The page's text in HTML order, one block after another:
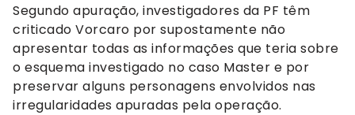
Segundo apuração, investigadores da PF têm
criticado Vorcaro por supostamente não
apresentar todas as informações que teria sobre
o esquema investigado no caso Master e por
preservar alguns personagens envolvidos nas
irregularidades apuradas pela operação.